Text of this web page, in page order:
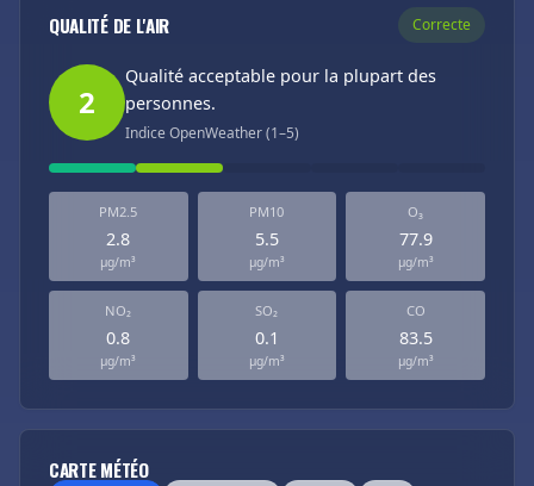
QUALITÉ DE L'AIR Correcte
2
Qualité acceptable pour la plupart des
personnes.
Indice OpenWeather (1–5)
PM2.5
2.8
µg/m³
PM10
5.5
µg/m³
O₃
77.9
µg/m³
NO₂
0.8
µg/m³
SO₂
0.1
µg/m³
CO
83.5
µg/m³
CARTE MÉTÉO